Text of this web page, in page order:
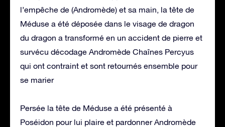
l’empêche de (Andromède) et sa main, la tête de
Méduse a été déposée dans le visage de dragon
du dragon a transformé en un accident de pierre et
survécu décodage Andromède Chaînes Percyus
qui ont contraint et sont retournés ensemble pour
se marier
Persée la tête de Méduse a été présenté à
Poséidon pour lui plaire et pardonner Andromède